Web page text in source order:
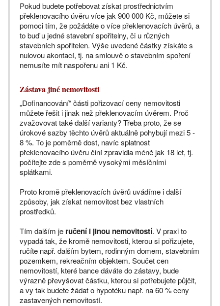
Pokud budete potřebovat získat prostřednictvím
překlenovacího úvěru více jak 900 000 Kč, můžete si
pomoci tím, že požádáte o více překlenovacích úvěrů, a
to buď u jedné stavební spořitelny, či u různých
stavebních spořitelen. Výše uvedené částky získáte s
nulovou akontací, tj. na smlouvě o stavebním spoření
nemusíte mít naspořenu ani 1 Kč.
Zástava jiné nemovitosti
„Dofinancování“ části pořizovací ceny nemovitosti
můžete řešit i jinak než překlenovacím úvěrem. Proč
zvažovovat také další varianty? Třeba proto, že se
úrokové sazby těchto úvěrů aktuálně pohybují mezi 5 -
8 %. To je poměrně dost, navíc splatnost
překlenovacího úvěru činí zpravidla méně jak 18 let, tj.
počítejte zde s poměrně vysokými měsíčními
splátkami.
Proto kromě překlenovacích úvěrů uvádíme i další
způsoby, jak získat nemovitost bez vlastních
prostředků.
Tím dalším je ručení i jinou nemovitostí. V praxi to
vypadá tak, že kromě nemovitosti, kterou si pořizujete,
ručíte např. dalším bytem, rodinným domem, stavebním
pozemkem, rekreačním objektem. Součet cen
nemovitostí, které bance dáváte do zástavy, bude
výrazně převyšovat částku, kterou si potřebujete půjčit,
a vy tak budete žádat o hypotéku např. na 60 % ceny
zastavených nemovitostí.